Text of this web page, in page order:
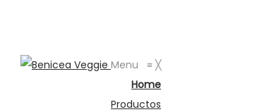
Menu ≡ ╳
Home
Productos